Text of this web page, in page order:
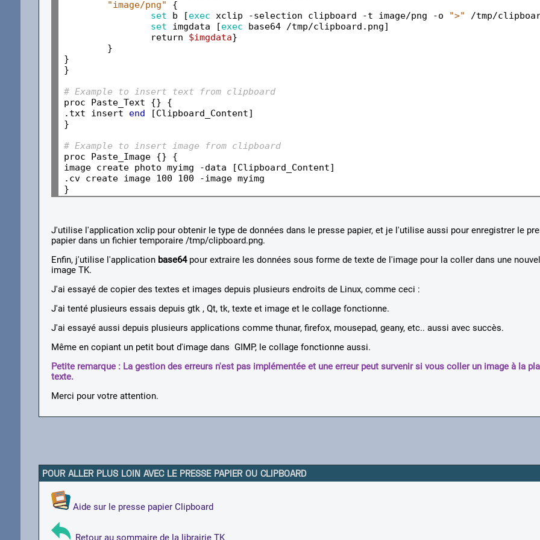
"image/png" {
set b [exec xclip -selection clipboard -t image/png -o ">" /tmp/
set imgdata [exec base64 /tmp/clipboard.png]
		return
$imgdata}
}
}
# Example to insert text from clipboard
proc Paste_Text {} {
.txt insert end [Clipboard_Content]
}
# Example to insert image from clipboard
proc Paste_Image {} {
image create photo myimg -data [Clipboard_Content]
.cv create image 100 100 -image myimg
J'utilise l'application xclip pour obtenir le type de données dans le presse papier, et je l'utilise aussi pour enregistrer le
papier dans un fichier temporaire /tmp/clipboard.png.
Enfin, j'utilise l'application base64pour extraire les données sous forme de texte de l'image pour la coller dans une
image TK.
J'ai essayé de copier des textes et images depuis plusieurs endroits de Linux, comme ceci :
J'ai tenté plusieurs essais depuis gtk , Qt, tk, texte et image et le collage fonctionne.
J'ai essayé aussi depuis plusieurs applications comme thunar, firefox, mousepad, geany, etc.. aussi avec succès.
Même en copiant un petit bout d'image dans GIMP, le collage fonctionne aussi.
Petite remarque : La gestion des erreurs n'est pas implémentée et une erreur peut survenir si vous coller un image à la
texte.
Merci pour votre attention.
POUR ALLER PLUS LOIN AVEC LE PRESSE PAPIER OU CLIPBOARD
Aide sur le presse papier Clipboard
Retour au sommaire de la librairie TK